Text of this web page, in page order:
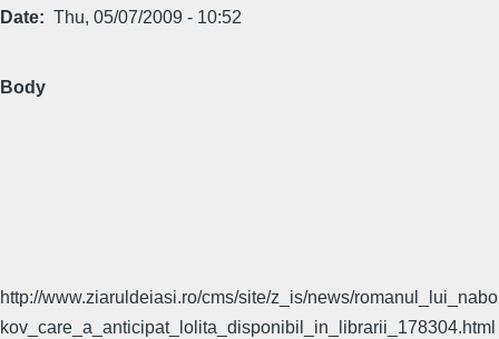
Date Thu, 05/07/2009 - 10:52
Body
http://www.ziaruldeiasi.ro/cms/site/z_is/news/romanul_lui_nabo
kov_care_a_anticipat_lolita_disponibil_in_librarii_178304.html